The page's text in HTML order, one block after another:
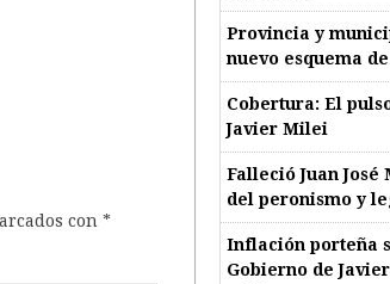
con *
Provincia y
nuevo esquema
Cobertura: El
Javier Milei
Falleció Juan
del peronismo y
Inflación porteña
Gobierno de